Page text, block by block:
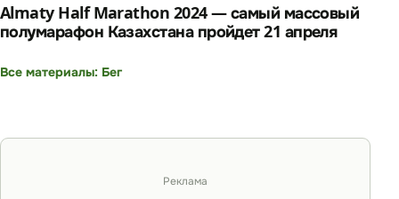
Almaty Half Marathon 2024 — самый массовый
полумарафон Казахстана пройдет 21 апреля
Все материалы: Бег
Реклама